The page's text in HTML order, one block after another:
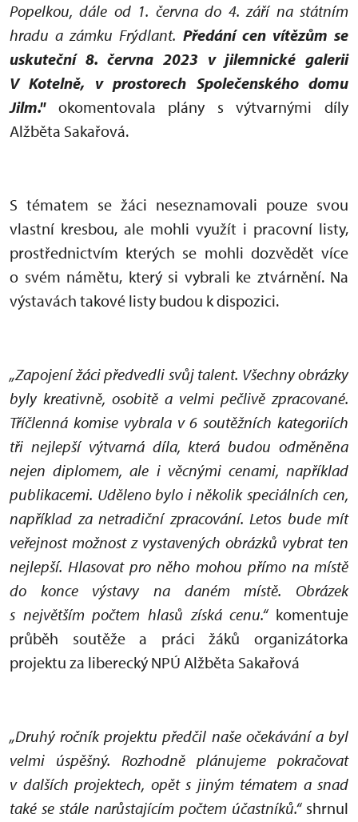
Popelkou, dále od 1. června do 4. září na státním
hradu a zámku Frýdlant. Předání cen vítězům se
uskuteční 8. června 2023 v jilemnické galerii
V Kotelně, v prostorech Společenského domu
Jilm."
okomentovala plány s výtvarnými díly
Alžběta Sakařová.
S tématem se žáci neseznamovali pouze svou
vlastní kresbou, ale mohli využít i pracovní listy,
prostřednictvím kterých se mohli dozvědět více
o svém námětu, který si vybrali ke ztvárnění. Na
výstavách takové listy budou k dispozici.
„Zapojení žáci předvedli svůj talent. Všechny obrázky
byly kreativně, osobitě a velmi pečlivě zpracované.
Tříčlenná komise vybrala v 6 soutěžních kategoriích
tři nejlepší výtvarná díla, která budou odměněna
nejen diplomem, ale i věcnými cenami, například
publikacemi. Uděleno bylo i několik speciálních cen,
například za netradiční zpracování. Letos bude mít
veřejnost možnost z vystavených obrázků vybrat ten
nejlepší. Hlasovat pro něho mohou přímo na místě
do konce výstavy na daném místě. Obrázek
s největším počtem hlasů získá cenu.“komentuje
průběh soutěže a práci žáků organizátorka
projektu za liberecký NPÚ Alžběta Sakařová
„Druhý ročník projektu předčil naše očekávání a byl
velmi úspěšný. Rozhodně plánujeme pokračovat
v dalších projektech, opět s jiným tématem a snad
také se stále narůstajícím počtem účastníků.“ shrnul